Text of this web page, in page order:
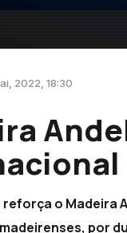
2022, 18:30
o Madeira
por